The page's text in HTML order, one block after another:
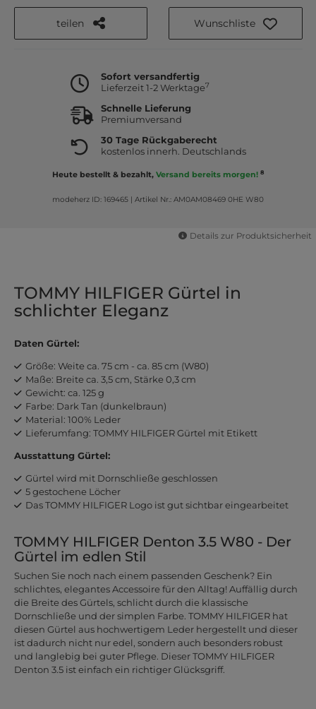
teilen Wunschliste
Sofort versandfertig
Lieferzeit 1-2 Werktage7
Schnelle Lieferung
Premiumversand
30 Tage Rückgaberecht
kostenlos innerh. Deutschlands
Heute bestellt & bezahlt, Versand bereits morgen! 8
modeherz ID: 169465 | Artikel Nr.: AM0AM08469 0HE W80
Details zur Produktsicherheit
TOMMY HILFIGER Gürtel in
schlichter Eleganz
Daten Gürtel:
Größe: Weite ca. 75 cm - ca. 85 cm (W80)
Maße: Breite ca. 3,5 cm, Stärke 0,3 cm
Gewicht: ca. 125 g
Farbe: Dark Tan (dunkelbraun)
Material: 100% Leder
Lieferumfang: TOMMY HILFIGER Gürtel mit Etikett
Ausstattung Gürtel:
Gürtel wird mit Dornschließe geschlossen
5 gestochene Löcher
Das TOMMY HILFIGER Logo ist gut sichtbar eingearbeitet
TOMMY HILFIGER Denton 3.5 W80 - Der
Gürtel im edlen Stil
Suchen Sie noch nach einem passenden Geschenk? Ein
schlichtes, elegantes Accessoire für den Alltag! Auffällig durch
die Breite des Gürtels, schlicht durch die klassische
Dornschließe und der simplen Farbe. TOMMY HILFIGER hat
diesen Gürtel aus hochwertigem Leder hergestellt und dieser
ist dadurch nicht nur edel, sondern auch besonders robust
und langlebig bei guter Pflege. Dieser TOMMY HILFIGER
Denton 3.5 ist einfach ein richtiger Glücksgriff.